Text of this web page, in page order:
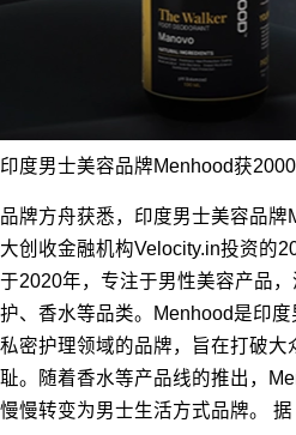
印度男士美容品牌Menhood获
品牌方舟获悉，印度男士美容品
大创收金融机构Velocity.in投资的
于2020年，专注于男性美容产品
护、香水等品类。Menhood是印
私密护理领域的品牌，旨在打破大
耻。随着香水等产品线的推出，
慢慢转变为男士生活方式品牌。 据